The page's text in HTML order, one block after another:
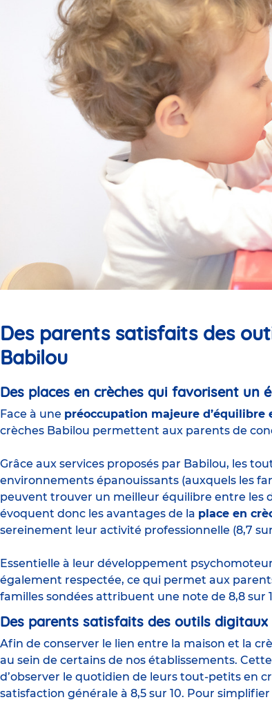
Des parents satisfaits des
Babilou
Des places en crèches qui favorisent un
Face à une préoccupation majeure
crèches Babilou permettent aux parents de
Grâce aux services proposés par Babilou, les
environnements épanouissants (auxquels les
peuvent trouver un meilleur équilibre entre les
évoquent donc les avantages de la place en
sereinement leur activité professionnelle (8,7 sur
Essentielle à leur développement
également respectée, ce qui permet aux
familles sondées attribuent une note de 8,8 sur
Des parents satisfaits des outils
Afin de conserver le lien entre la maison et la
au sein de certains de nos établissements.
d’observer le quotidien de leurs tout-petits en
satisfaction générale à 8,5 sur 10. Pour